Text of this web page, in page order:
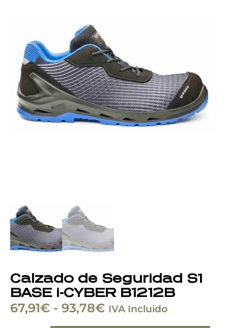
Calzado de Seguridad S1
BASE i-CYBER B1212B
67,91€ - 93,78€ IVA Incluido